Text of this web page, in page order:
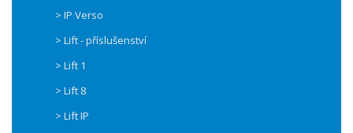
> IP Verso
> Lift - příslušenství
> Lift 1
> Lift 8
> Lift IP